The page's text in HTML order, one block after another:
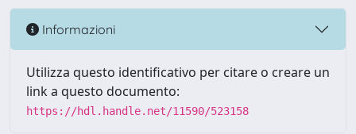
Informazioni
Utilizza questo identificativo per citare o creare un
link a questo documento:
https://hdl.handle.net/11590/523158